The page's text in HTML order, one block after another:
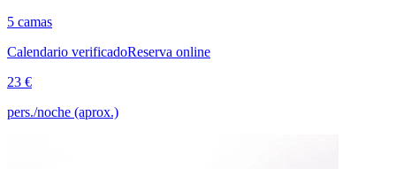
5 camas
Calendario verificadoReserva online
23 €
pers./noche (aprox.)